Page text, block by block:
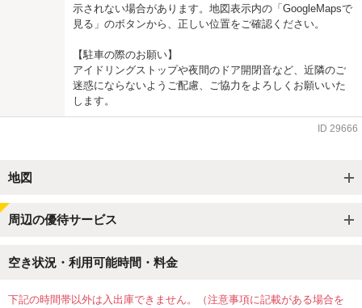
示されない場合があります。地図表示内の「GoogleMapsで
見る」のボタンから、正しい位置をご確認ください。
【駐車の際のお願い】
アイドリングストップや夜間のドア開閉音など、近隣のご
迷惑にならないようご配慮、ご協力をよろしくお願いいた
します。
ID 29666
地図
周辺の優待サービス
空き状況・利用可能時間・料金
下記の時間帯以外は入出庫できません。（注意事項に記載がある場合を